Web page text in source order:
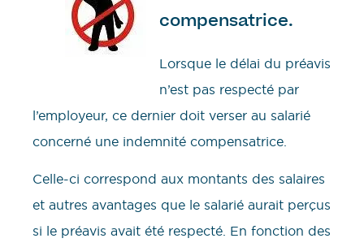
compensatrice.
Lorsque le délai du préavis
n’est pas respecté par
l’employeur, ce dernier doit verser au salarié
concerné une indemnité compensatrice.
Celle-ci correspond aux montants des salaires
et autres avantages que le salarié aurait perçus
si le préavis avait été respecté. En fonction des